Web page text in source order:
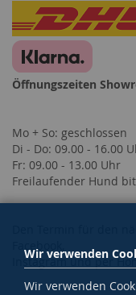
Öffnungszeiten
Mo + So: geschlossen
Di - Do: 09.00 - 16.00
Fr: 09.00 - 13.00 Uhr
Freilaufender Hund
Facebook,
Instagram und per
Wir verwenden
Wir verwenden